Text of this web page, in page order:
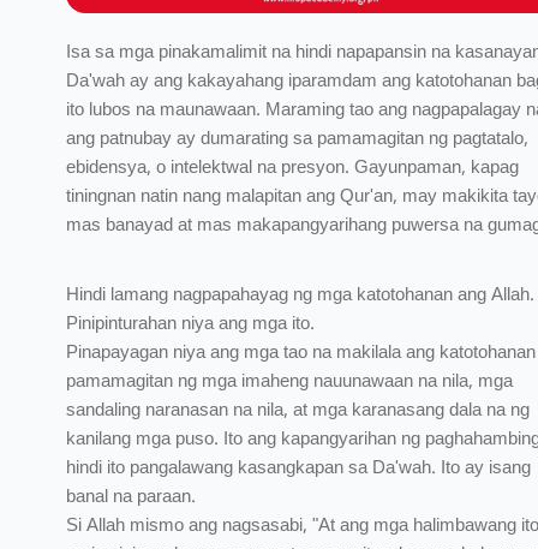
Isa sa mga pinakamalimit na hindi napapansin na
Da'wah ay ang kakayahang iparamdam ang katotohanan
ito lubos na maunawaan. Maraming tao ang nagpapalagay
ang patnubay ay dumarating sa pamamagitan ng pagtatalo,
ebidensya, o intelektwal na presyon. Gayunpaman, kapag
tiningnan natin nang malapitan ang Qur'an, may makikita
mas banayad at mas makapangyarihang puwersa na
Hindi lamang nagpapahayag ng mga katotohanan ang Allah.
Pinipinturahan niya ang mga ito.
Pinapayagan niya ang mga tao na makilala ang
pamamagitan ng mga imaheng nauunawaan na nila, mga
sandaling naranasan na nila, at mga karanasang dala na ng
kanilang mga puso. Ito ang kapangyarihan ng
hindi ito pangalawang kasangkapan sa Da'wah. Ito ay isang
banal na paraan.
Si Allah mismo ang nagsasabi, "At ang mga halimbawang